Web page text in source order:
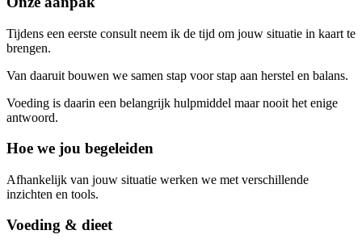
Tijdens een eerste consult neem ik de tijd om jouw situatie in kaart te
brengen.
Van daaruit bouwen we samen stap voor stap aan herstel en balans.
Voeding is daarin een belangrijk hulpmiddel maar nooit het enige
antwoord.
Hoe we jou begeleiden
Afhankelijk van jouw situatie werken we met verschillende
inzichten en tools.
Voeding & dieet